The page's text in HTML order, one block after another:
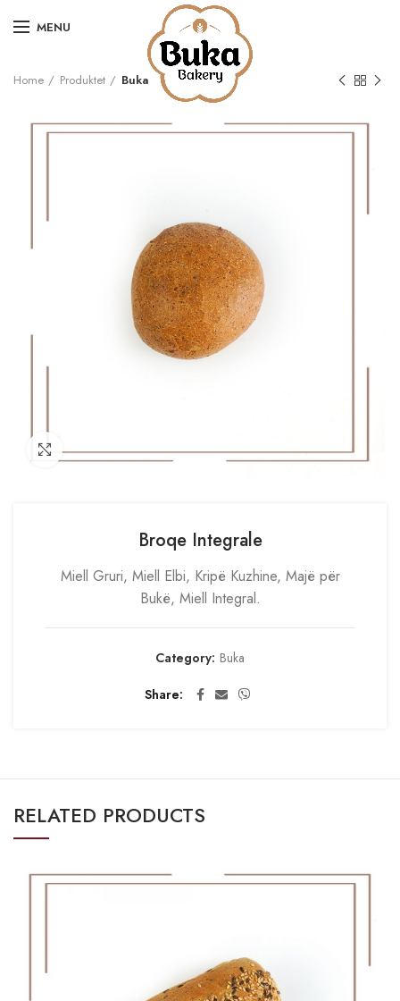
MENU
Home Produktet Buka
Click to enlarge
Broqe Integrale
Miell Gruri, Miell Elbi, Kripë Kuzhine, Majë për
Bukë, Miell Integral.
Category: Buka
Share
RELATED PRODUCTS